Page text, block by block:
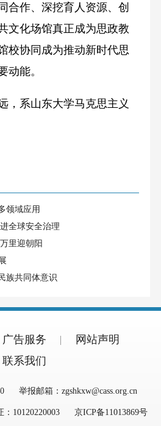
合作、深挖育人资源、创
文化场馆真正成为思政教
校协同成为推动新时代思
动能。
系山东大学马克思主义
领域应用
全球安全治理
里迎朝阳
族共同体意识
广告服务
网站声明
联系我们
举报邮箱：zgshkxw@cass.org.cn
10120220003 京ICP备11013869号